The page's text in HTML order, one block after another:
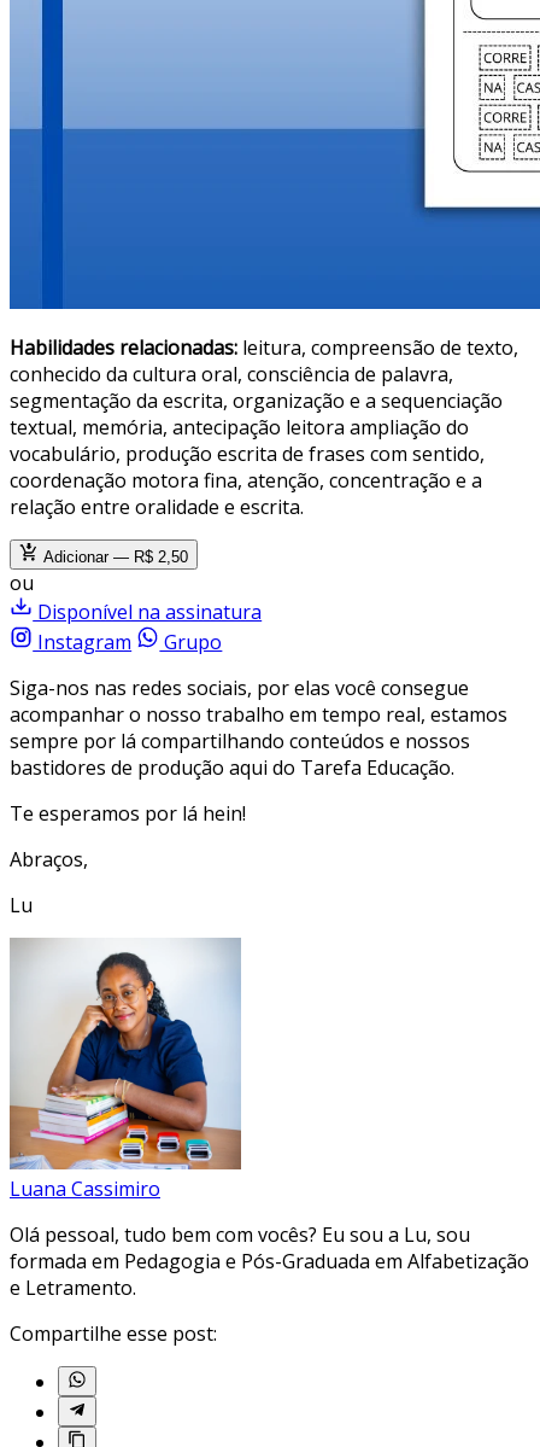
Habilidades relacionadas: leitura, compreensão de texto,
conhecido da cultura oral, consciência de palavra,
segmentação da escrita, organização e a sequenciação
textual, memória, antecipação leitora ampliação do
vocabulário, produção escrita de frases com sentido,
coordenação motora fina, atenção, concentração e a
relação entre oralidade e escrita.
Adicionar — R$ 2,50
ou
Disponível na assinatura
Instagram
Grupo
Siga-nos nas redes sociais, por elas você consegue
acompanhar o nosso trabalho em tempo real, estamos
sempre por lá compartilhando conteúdos e nossos
bastidores de produção aqui do Tarefa Educação.
Te esperamos por lá hein!
Abraços,
Lu
Luana Cassimiro
Olá pessoal, tudo bem com vocês? Eu sou a Lu, sou
formada em Pedagogia e Pós-Graduada em Alfabetização
e Letramento.
Compartilhe esse post: